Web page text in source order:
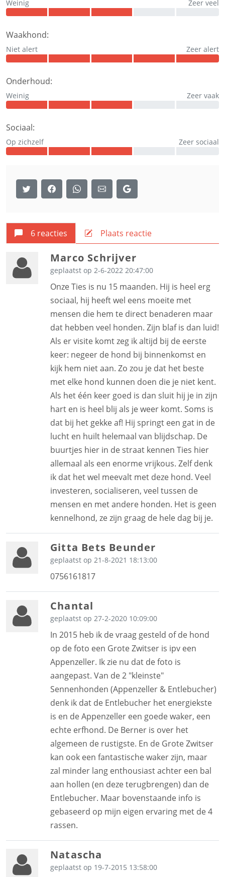
Weinig Zeer veel
Waakhond:
Niet alert Zeer alert
Onderhoud:
Weinig Zeer vaak
Sociaal:
Op zichzelf Zeer sociaal
6 reacties Plaats reactie
Marco Schrijver
geplaatst op 2-6-2022 20:47:00
Onze Ties is nu 15 maanden. Hij is heel erg
sociaal, hij heeft wel eens moeite met
mensen die hem te direct benaderen maar
dat hebben veel honden. Zijn blaf is dan luid!
Als er visite komt zeg ik altijd bij de eerste
keer: negeer de hond bij binnenkomst en
kijk hem niet aan. Zo zou je dat het beste
met elke hond kunnen doen die je niet kent.
Als het één keer goed is dan sluit hij je in zijn
hart en is heel blij als je weer komt. Soms is
dat bij het gekke af! Hij springt een gat in de
lucht en huilt helemaal van blijdschap. De
buurtjes hier in de straat kennen Ties hier
allemaal als een enorme vrijkous. Zelf denk
ik dat het wel meevalt met deze hond. Veel
investeren, socialiseren, veel tussen de
mensen en met andere honden. Het is geen
kennelhond, ze zijn graag de hele dag bij je.
Gitta Bets Beunder
geplaatst op 21-8-2021 18:13:00
0756161817
Chantal
geplaatst op 27-2-2020 10:09:00
In 2015 heb ik de vraag gesteld of de hond
op de foto een Grote Zwitser is ipv een
Appenzeller. Ik zie nu dat de foto is
aangepast. Van de 2 "kleinste"
Sennenhonden (Appenzeller & Entlebucher)
denk ik dat de Entlebucher het energiekste
is en de Appenzeller een goede waker, een
echte erfhond. De Berner is over het
algemeen de rustigste. En de Grote Zwitser
kan ook een fantastische waker zijn, maar
zal minder lang enthousiast achter een bal
aan hollen (en deze terugbrengen) dan de
Entlebucher. Maar bovenstaande info is
gebaseerd op mijn eigen ervaring met de 4
rassen.
Natascha
geplaatst op 19-7-2015 13:58:00